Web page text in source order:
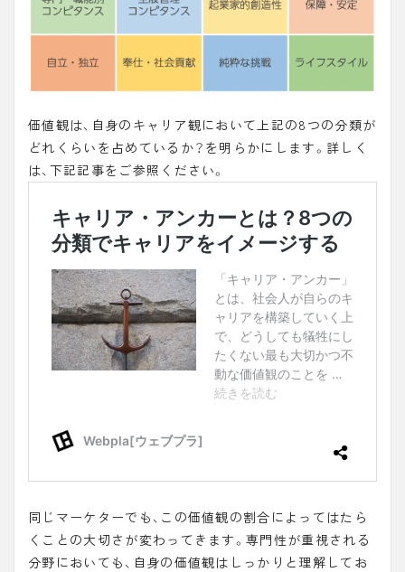
価値観は、自身のキャリア観において上記の8つの分類が
どれくらいを占めているか？を明らかにします。詳しく
は、下記記事をご参照ください。
同じマーケターでも、この価値観の割合によってはたら
くことの大切さが変わってきます。専門性が重視される
分野においても、自身の価値観はしっかりと理解してお